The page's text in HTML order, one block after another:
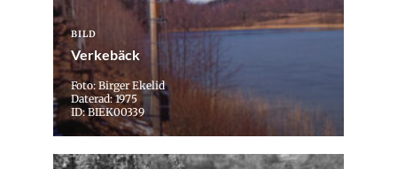
BILD
Verkebäck
Foto: Birger Ekelid
Daterad: 1975
ID: BIEK00339